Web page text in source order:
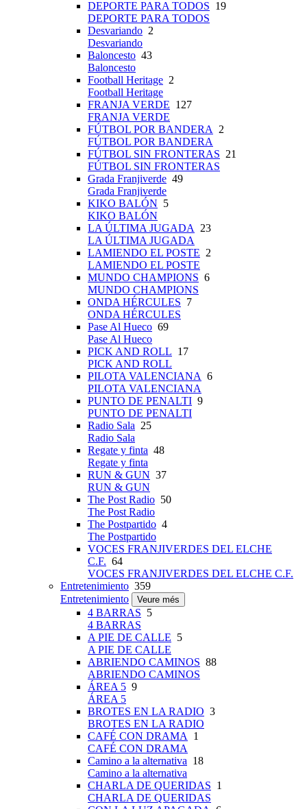
DEPORTE PARA TODOS 19
DEPORTE PARA TODOS
Desvariando 2
Desvariando
Baloncesto 43
Baloncesto
Football Heritage 2
Football Heritage
FRANJA VERDE 127
FRANJA VERDE
FÚTBOL POR BANDERA 2
FÚTBOL POR BANDERA
FÚTBOL SIN FRONTERAS 21
FÚTBOL SIN FRONTERAS
Grada Franjiverde 49
Grada Franjiverde
KIKO BALÓN 5
KIKO BALÓN
LA ÚLTIMA JUGADA 23
LA ÚLTIMA JUGADA
LAMIENDO EL POSTE 2
LAMIENDO EL POSTE
MUNDO CHAMPIONS 6
MUNDO CHAMPIONS
ONDA HÉRCULES 7
ONDA HÉRCULES
Pase Al Hueco 69
Pase Al Hueco
PICK AND ROLL 17
PICK AND ROLL
PILOTA VALENCIANA 6
PILOTA VALENCIANA
PUNTO DE PENALTI 9
PUNTO DE PENALTI
Radio Sala 25
Radio Sala
Regate y finta 48
Regate y finta
RUN & GUN 37
RUN & GUN
The Post Radio 50
The Post Radio
The Postpartido 4
The Postpartido
VOCES FRANJIVERDES DEL ELCHE
C.F. 64
VOCES FRANJIVERDES DEL ELCHE C.F.
Entretenimiento 359
Entretenimiento
Veure més
4 BARRAS 5
4 BARRAS
A PIE DE CALLE 5
A PIE DE CALLE
ABRIENDO CAMINOS 88
ABRIENDO CAMINOS
ÁREA 5 9
ÁREA 5
BROTES EN LA RADIO 3
BROTES EN LA RADIO
CAFÉ CON DRAMA 1
CAFÉ CON DRAMA
Camino a la alternativa 18
Camino a la alternativa
CHARLA DE QUERIDAS 1
CHARLA DE QUERIDAS